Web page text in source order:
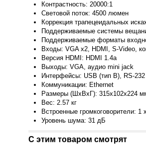
Контрастность: 20000:1
Световой поток: 4500 люмен
Коррекция трапецеидальных
Поддерживаемые системы
Поддерживаемые форматы
Входы: VGA x2, HDMI, S-Video,
Версия HDMI: HDMI 1.4a
Выходы: VGA, аудио mini jack
Интерфейсы: USB (тип B), RS-232
Коммуникации: Ethernet
Размеры (ШxВxГ): 315x102x224
Вес: 2.57 кг
Встроенные громкоговорители: 1
Уровень шума: 31 дБ
С этим товаром смотрят